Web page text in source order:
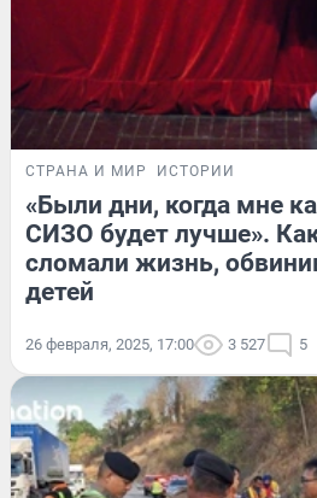
СТРАНА И МИР ИСТОРИИ
«Были дни, когда мне
СИЗО будет лучше».
сломали жизнь,
детей
26 февраля, 2025, 17:00 3 527 5